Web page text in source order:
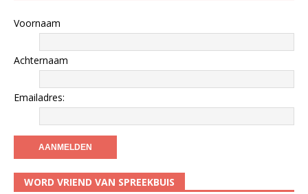
Voornaam
Achternaam
Emailadres:
WORD VRIEND VAN SPREEKBUIS